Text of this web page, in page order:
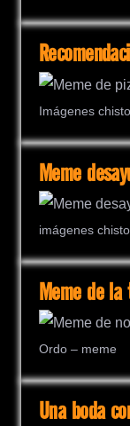
Imágenes
Meme
imágenes
Meme de la
Ordo – meme
Una boda